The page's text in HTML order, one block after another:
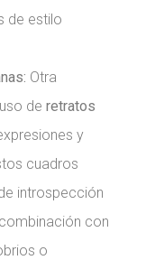
de estilo
Otra
de retratos
y
cuadros
introspección
con
o